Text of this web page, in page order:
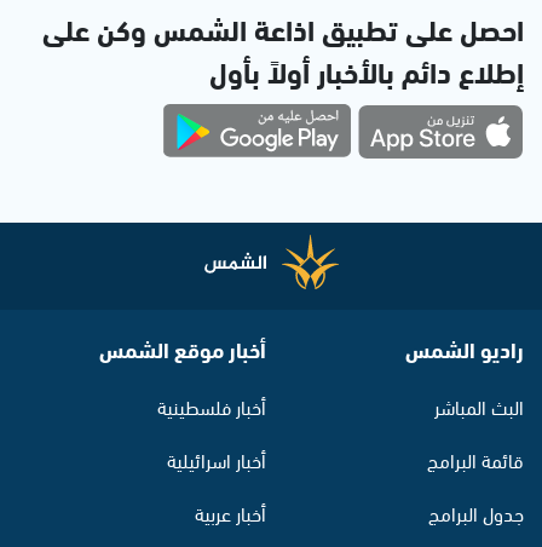
احصل على تطبيق اذاعة الشمس وكن على
إطلاع دائم بالأخبار أولاً بأول
راديو الشمس
البث المباشر
قائمة البرامج
جدول البرامج
أخبار موقع الشمس
أخبار فلسطينية
أخبار اسرائيلية
أخبار عربية